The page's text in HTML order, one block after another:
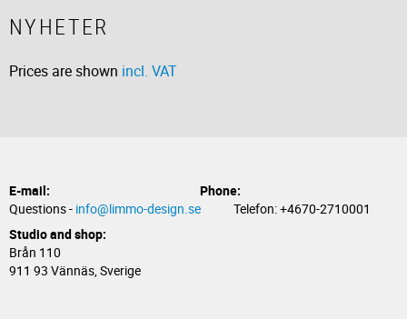
NYHETER
Prices are shown incl. VAT
E-mail:
Phone:
Questions - info@limmo-design.se Telefon: +4670-2710001
Studio and shop:
Brån 110
911 93 Vännäs, Sverige